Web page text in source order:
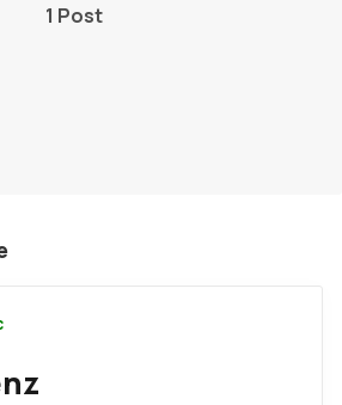
London Barrierefrei
1 Post